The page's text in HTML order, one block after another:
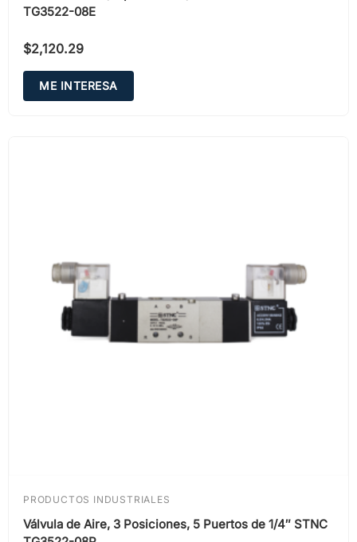
TG3522-08E
$2,120.29
ME INTERESA
PRODUCTOS INDUSTRIALES
Válvula de Aire, 3 Posiciones, 5 Puertos de 1/4″ STNC